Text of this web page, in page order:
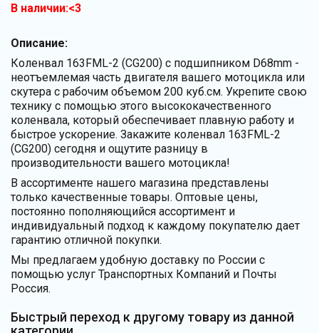
В наличии:<3
Описание:
Коленвал 163FML-2 (CG200) с подшипником D68mm -
неотъемлемая часть двигателя вашего мотоцикла или
скутера с рабочим объемом 200 куб.см. Укрепите свою
технику с помощью этого высококачественного
коленвала, который обеспечивает плавную работу и
быстрое ускорение. Закажите коленвал 163FML-2
(CG200) сегодня и ощутите разницу в
производительности вашего мотоцикла!
В ассортименте нашего магазина представлены
только качественные товары. Оптовые цены,
постоянно пополняющийся ассортимент и
индивидуальный подход к каждому покупателю дает
гарантию отличной покупки.
Мы предлагаем удобную доставку по России с
помощью услуг Транспортных Компаний и Почты
Россия.
Быстрый переход к другому товару из данной